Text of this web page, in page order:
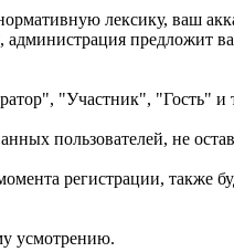
лексику, ваш
предложит
"Участник", "Гость" и
пользователей, не
регистрации, также
усмотрению.